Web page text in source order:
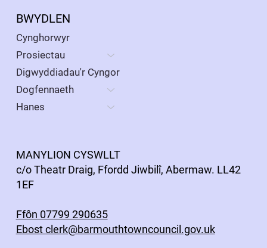
BWYDLEN
Cynghorwyr
Prosiectau
Digwyddiadau'r Cyngor
Dogfennaeth
Hanes
MANYLION CYSWLLT
c/o Theatr Draig, Ffordd Jiwbilî, Abermaw. LL42
1EF
Ffôn 07799 290635
Ebostclerk@barmouthtowncouncil.gov.uk